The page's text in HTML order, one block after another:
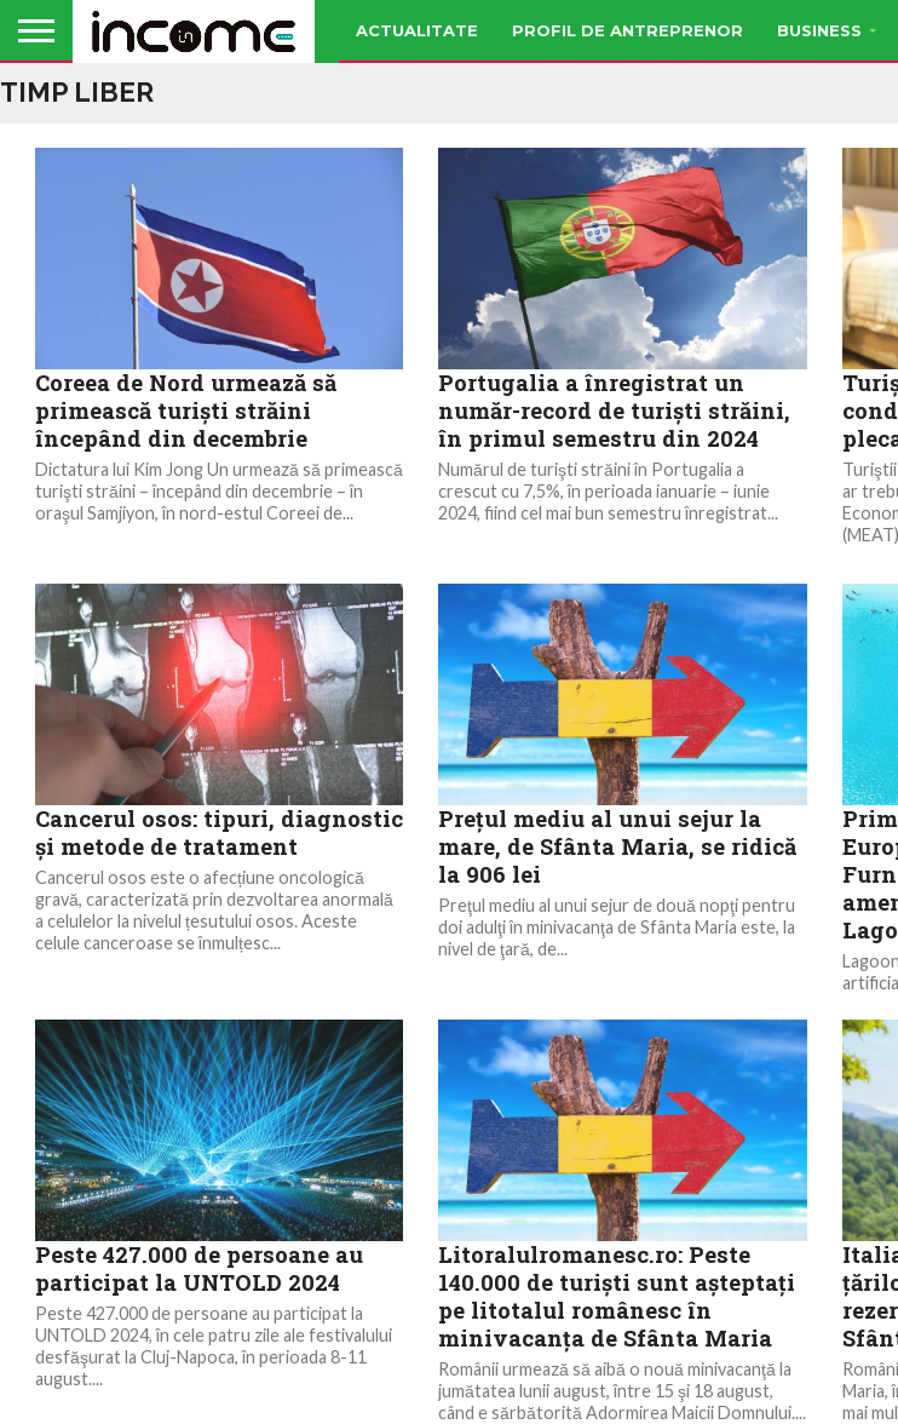
ACTUALITATE PROFIL DE ANTREPRENOR BUSINESS
TIMP LIBER
Coreea de Nord urmează să
primească turişti străini
începând din decembrie
Dictatura lui Kim Jong Un urmează să primească
turişti străini – începând din decembrie – în
oraşul Samjiyon, în nord-estul Coreei de...
Portugalia a înregistrat un
număr-record de turişti străini,
în primul semestru din 2024
Numărul de turişti străini în Portugalia a
crescut cu 7,5%, în perioada ianuarie – iunie
2024, fiind cel mai bun semestru înregistrat...
ar
Cancerul osos: tipuri, diagnostic
și metode de tratament
Cancerul osos este o afecțiune oncologică
gravă, caracterizată prin dezvoltarea anormală
a celulelor la nivelul țesutului osos. Aceste
celule canceroase se înmulțesc...
Preţul mediu al unui sejur la
mare, de Sfânta Maria, se ridică
la 906 lei
Preţul mediu al unui sejur de două nopţi pentru
doi adulţi în minivacanţa de Sfânta Maria este, la
nivel de ţară, de...
Peste 427.000 de persoane au
participat la UNTOLD 2024
Peste 427.000 de persoane au participat la
UNTOLD 2024, în cele patru zile ale festivalului
desfăşurat la Cluj-Napoca, în perioada 8-11
august....
Litoralulromanesc.ro: Peste
140.000 de turişti sunt aşteptaţi
pe litotalul românesc în
minivacanţa de Sfânta Maria
Românii urmează să aibă o nouă minivacanţă la
jumătatea lunii august, între 15 şi 18 august,
când e sărbătorită Adormirea Maicii Domnului....
Maria,
mai